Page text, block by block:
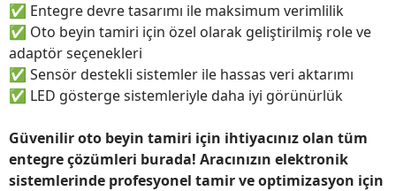
✅ Entegre devre tasarımı ile maksimum verimlilik
✅ Oto beyin tamiri için özel olarak geliştirilmiş role ve
adaptör seçenekleri
✅ Sensör destekli sistemler ile hassas veri aktarımı
✅ LED gösterge sistemleriyle daha iyi görünürlük
Güvenilir oto beyin tamiri için ihtiyacınız olan tüm
entegre çözümleri burada! Aracınızın elektronik
sistemlerinde profesyonel tamir ve optimizasyon için